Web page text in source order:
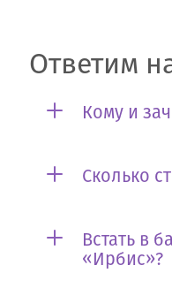
Ответим
Кому и
Сколько
Встать в
«Ирбис»?